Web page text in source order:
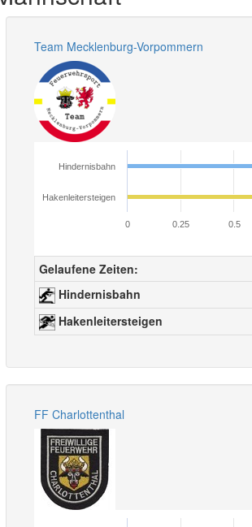
Team Mecklenburg-Vorpommern
Hindernisbahn
Hakenleitersteigen
0 0.25 0.5
Gelaufene Zeiten:
Hindernisbahn
Hakenleitersteigen
FF Charlottenthal